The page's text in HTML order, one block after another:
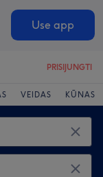
Use app
PRISIJUNGTI
VEIDAS KŪNAS